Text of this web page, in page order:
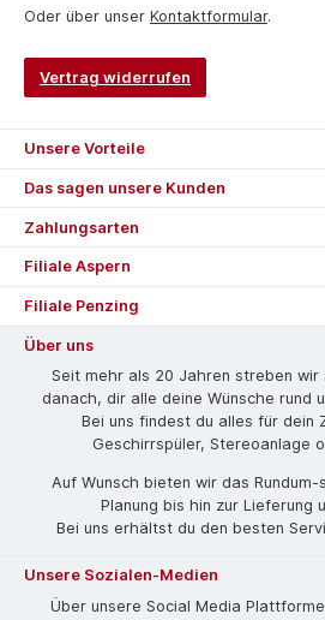
Oder über unser Kontaktformular.
Vertrag widerrufen
Unsere Vorteile
Das sagen unsere Kunden
Zahlungsarten
Filiale Aspern
Filiale Penzing
Über uns
Seit mehr als 20 Jahren streben wir
danach, dir alle deine Wünsche rund
Bei uns findest du alles für dein
Geschirrspüler, Stereoanlage
Auf Wunsch bieten wir das
Planung bis hin zur Lieferung
Bei uns erhältst du den besten
Unsere Sozialen-Medien
Über unsere Social Media